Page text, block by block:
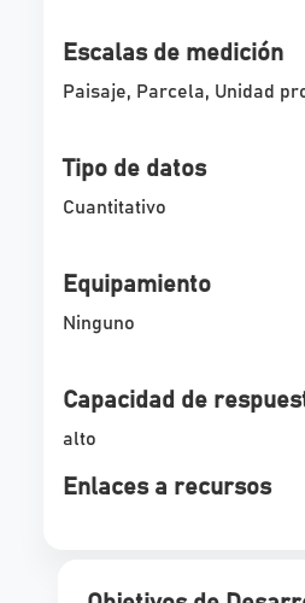
Escalas de medición
Paisaje, Parcela, Unidad
Tipo de datos
Cuantitativo
Equipamiento
Ninguno
Capacidad de
alto
Enlaces a recursos